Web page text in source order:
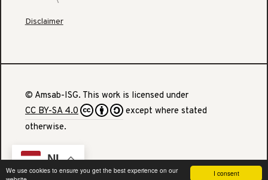
I consent
We use cookies to ensure you get the best experience on our
Disclaimer
© Amsab-ISG. This work is licensed under
CC BY-SA 4.0
except where stated
otherwise.
NL